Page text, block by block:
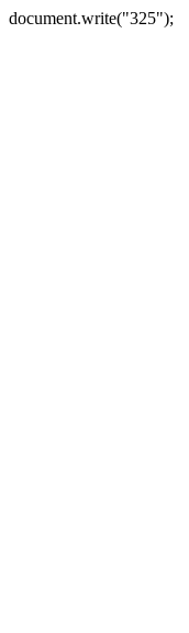
document.write("325");